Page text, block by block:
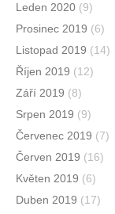
Leden 2020 (9)
Prosinec 2019 (6)
Listopad 2019 (14)
Říjen 2019 (12)
Září 2019 (8)
Srpen 2019 (9)
Červenec 2019 (7)
Červen 2019 (16)
Květen 2019 (6)
Duben 2019 (17)